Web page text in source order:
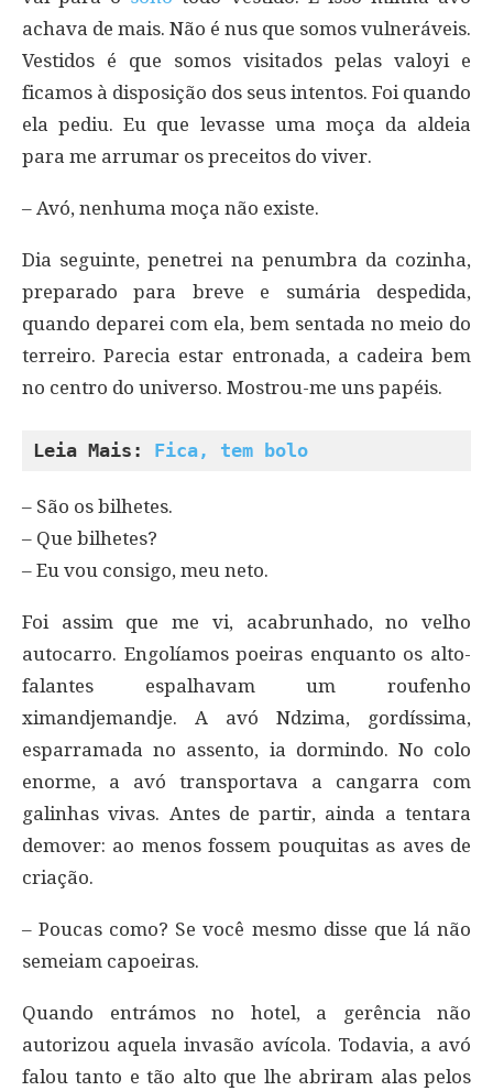
achava de mais. Não é nus que somos vulneráveis.
Vestidos é que somos visitados pelas valoyi e
ficamos à disposição dos seus intentos. Foi quando
ela pediu. Eu que levasse uma moça da aldeia
para me arrumar os preceitos do viver.
– Avó, nenhuma moça não existe.
Dia seguinte, penetrei na penumbra da cozinha,
preparado para breve e sumária despedida,
quando deparei com ela, bem sentada no meio do
terreiro. Parecia estar entronada, a cadeira bem
no centro do universo. Mostrou-me uns papéis.
Leia Mais: Fica, tem bolo
– São os bilhetes.
– Que bilhetes?
– Eu vou consigo, meu neto.
Foi assim que me vi, acabrunhado, no velho
autocarro. Engolíamos poeiras enquanto os alto-
falantes espalhavam um roufenho
ximandjemandje. A avó Ndzima, gordíssima,
esparramada no assento, ia dormindo. No colo
enorme, a avó transportava a cangarra com
galinhas vivas. Antes de partir, ainda a tentara
demover: ao menos fossem pouquitas as aves de
criação.
– Poucas como? Se você mesmo disse que lá não
semeiam capoeiras.
Quando entrámos no hotel, a gerência não
autorizou aquela invasão avícola. Todavia, a avó
falou tanto e tão alto que lhe abriram alas pelos